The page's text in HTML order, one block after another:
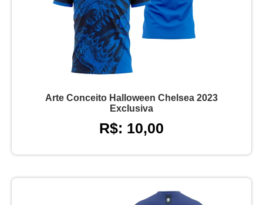
Arte Conceito Halloween Chelsea 2023
Exclusiva
R$: 10,00